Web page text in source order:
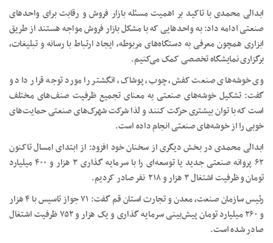
ابدالی محمدی با تاکید بر اهمیت مسئله بازار فروش و رقابت برای واحدهای
صنعتی ادامه داد: به واحدهایی که با مشکل بازار فروش مواجه هستند از طریق
ابزاری همچون معرفی به دستگاه‌های مربوطه، ایجاد ارتباط با رسانه و تبلیغات،
برگزاری نمایشگاه تخصصی کمک می‌کنیم.
وی خوشه‌های صنعت کفش، چوب، پوشاک، انگشتر را مورد توجه قرار داد و
گفت: تشکیل خوشه‌های صنعتی به معنای تجمیع ظرفیت‌ صنف‌های مختلف
است که با توان بیشتری حرکت کنند و لذا شرکت شهرک‌های صنعتی حمایت‌های
خوبی را از خوشه‌های صنعتی انجام داده است.
ابدالی محمدی در بخش دیگری از سخنان خود افزود: از ابتدای امسال تاکنون
۶۲ پروانه صنعتی جدید یا توسعه‌ای را با سرمایه گذاری ۳ هزار و ۴۰۰ میلیارد
تومان و ظرفیت اشتغال ۳ هزار و ۲۱۸ نفر صادر کردیم.
رئیس سازمان صنعت، معدن و تجارت استان قم گفت: ۷۱ جواز تاسیس با ۴ هزار
و ۲۶۰ میلیارد تومان پیش‌بینی سرمایه گذاری و یک هزار و ۷۵۲ ظرفیت اشتغال
صادر شده است.